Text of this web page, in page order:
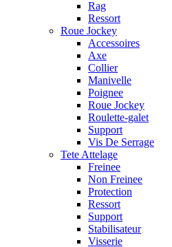
Rag
Ressort
Roue Jockey
Accessoires
Axe
Collier
Manivelle
Poignee
Roue Jockey
Roulette-galet
Support
Vis De Serrage
Tete Attelage
Freinee
Non Freinee
Protection
Ressort
Support
Stabilisateur
Visserie